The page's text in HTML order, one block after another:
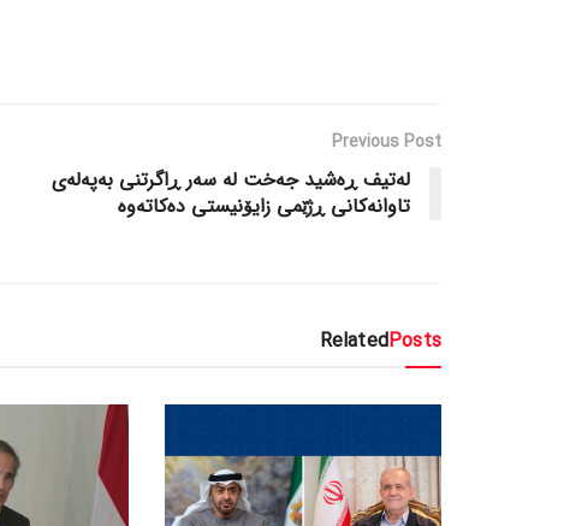
Previous Post
لەتیف ڕەشید جەخت لە سەر ڕاگرتنی بەپەلەی
تاوانەکانی ڕژێمی زایۆنیستی دەکاتەوە
RelatedPosts